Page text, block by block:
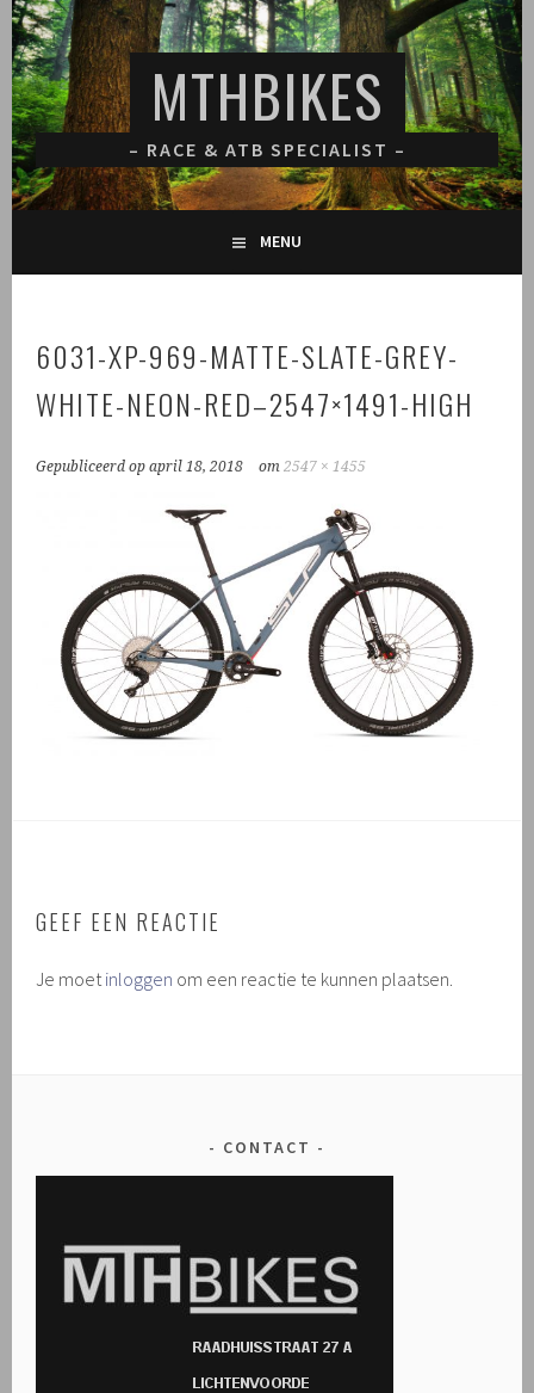
Spring
naar
inhoud
MTHBIKES
– RACE & ATB SPECIALIST –
MENU
6031-XP-969-MATTE-SLATE-GREY-
WHITE-NEON-RED–2547×1491-HIGH
Gepubliceerd opapril 18, 2018 om2547 × 1455
GEEF EEN REACTIE
Je moetinloggen om een reactie te kunnen plaatsen.
CONTACT